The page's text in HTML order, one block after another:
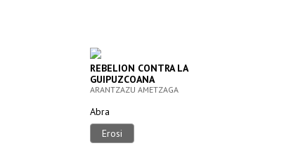
REBELION CONTRA LA
GUIPUZCOANA
ARANTZAZU AMETZAGA
Abra
Erosi